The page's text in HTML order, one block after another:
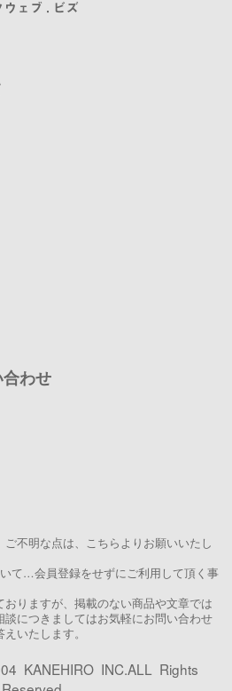
わせ
不明な点は、こちらよりお願いいたし
て…会員登録をせずにご利用して頂く事
りますが、掲載のない商品や文章では
につきましてはお気軽にお問い合わせ
いたします。
KANEHIRO INC.ALL Rights